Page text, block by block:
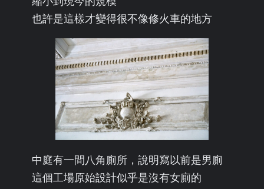
也許是這樣才變得很不像修火車的地方
中庭有一間八角廁所，說明寫以前是男廁
這個工場原始設計似乎是沒有女廁的